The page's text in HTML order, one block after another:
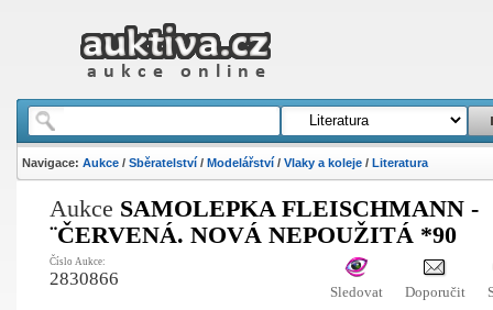
Navigace: Aukce/ Sběratelství/ Modelářství/ Vlaky a koleje/ Literatura
Aukce SAMOLEPKA FLEISCHMANN -
¨ČERVENÁ. NOVÁ NEPOUŽITÁ *90
Číslo Aukce:
2830866
Sledovat Doporučit